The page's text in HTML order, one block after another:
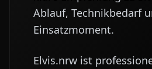
Ablauf, Technikbedarf
Einsatzmoment.
Elvis.nrw ist